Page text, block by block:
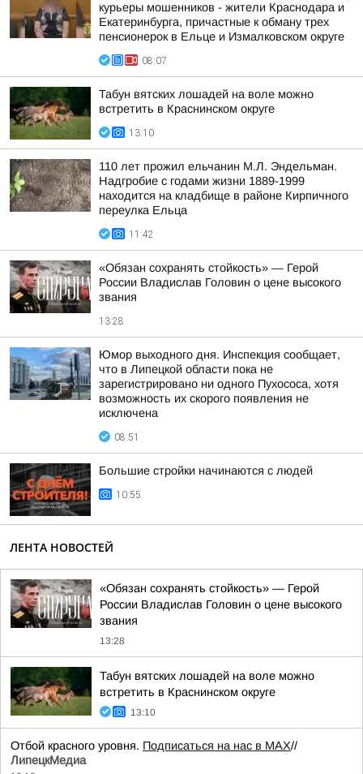
курьеры мошенников - жители Краснодара и
Екатеринбурга, причастные к обману трех
пенсионерок в Ельце и Измалковском округе
08:07
Табун вятских лошадей на воле можно
встретить в Краснинском округе
13:10
110 лет прожил ельчанин М.Л. Эндельман.
Надгробие с годами жизни 1889-1999
находится на кладбище в районе Кирпичного
переулка Ельца
11:42
«Обязан сохранять стойкость» — Герой
России Владислав Головин о цене высокого
звания
13:28
Юмор выходного дня. Инспекция сообщает,
что в Липецкой области пока не
зарегистрировано ни одного Пухососа, хотя
возможность их скорого появления не
исключена
08:51
Большие стройки начинаются с людей
10:55
ЛЕНТА НОВОСТЕЙ
«Обязан сохранять стойкость» — Герой
России Владислав Головин о цене высокого
звания
13:28
Табун вятских лошадей на воле можно
встретить в Краснинском округе
13:10
Отбой красного уровня. Подписаться на нас в МАХ//
ЛипецкМедиа